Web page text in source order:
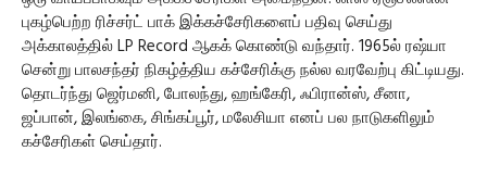
புகழ்பெற்ற ரிச்சர்ட் பாக் இக்கச்சேரிகளைப் பதிவு செய்து
அக்காலத்தில் LP Record ஆகக் கொண்டு வந்தார். 1965ல் ரஷ்யா
சென்று பாலசந்தர் நிகழ்த்திய கச்சேரிக்கு நல்ல வரவேற்பு கிட்டியது.
தொடர்ந்து ஜெர்மனி, போலந்து, ஹங்கேரி, ஃபிரான்ஸ், சீனா,
ஜப்பான், இலங்கை, சிங்கப்பூர், மலேசியா எனப் பல நாடுகளிலும்
கச்சேரிகள் செய்தார்.